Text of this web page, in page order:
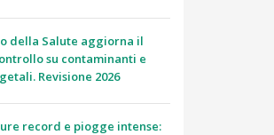
della Salute aggiorna il
su contaminanti e
Revisione 2026
record e piogge intense: